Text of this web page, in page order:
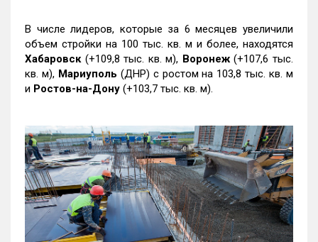
В числе лидеров, которые за 6 месяцев увеличили
объем стройки на 100 тыс. кв. м и более, находятся
Хабаровск (+109,8 тыс. кв. м), Воронеж(+107,6 тыс.
кв. м), Мариуполь (ДНР) с ростом на 103,8 тыс. кв. м
и Ростов-на-Дону (+103,7 тыс. кв. м).